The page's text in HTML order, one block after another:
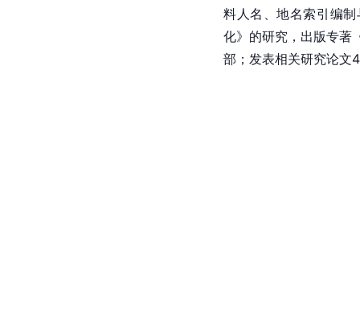
料人名、地名索引编
化》的研究，出版专著
部；发表相关研究论文